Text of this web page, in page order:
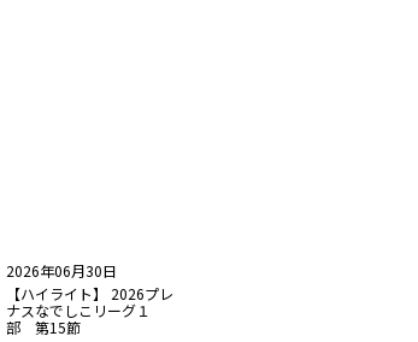
2026年06月30日
【ハイライト】 2026プレ
ナスなでしこリーグ１
部 第15節